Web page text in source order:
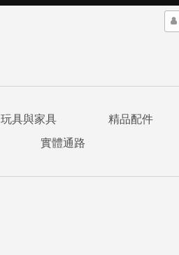
玩具與家具 精品配件
實體通路